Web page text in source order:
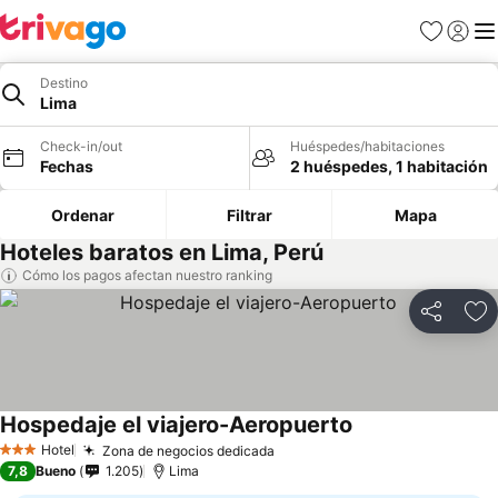
Favoritos
Iniciar
Destino
Lima
Check-in/out
Fechas
Huéspedes/habitaciones
2 huéspedes, 1 habitación
Ordenar Filtrar Mapa
Hoteles baratos en Lima, Perú
Cómo los pagos afectan nuestro ranking
Compartir
3 Estrellas
Hotel Zona de negocios dedicada
Hospedaje el viajero-Aeropuerto
7,8 Bueno 1.205 Lima